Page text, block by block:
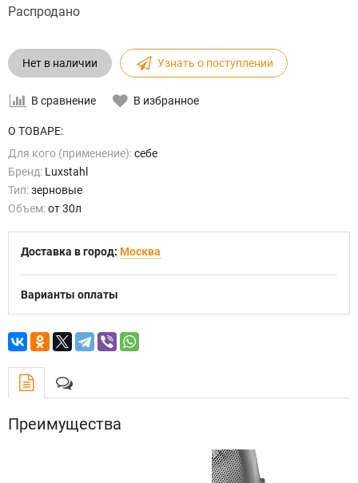
Распродано
Нет в наличии Узнать о поступлении
В сравнение В избранное
О ТОВАРЕ:
Для кого (применение):себе
Бренд: Luxstahl
Тип:зерновые
Объем:от 30л
Доставка в город: Москва
Варианты оплаты
Преимущества